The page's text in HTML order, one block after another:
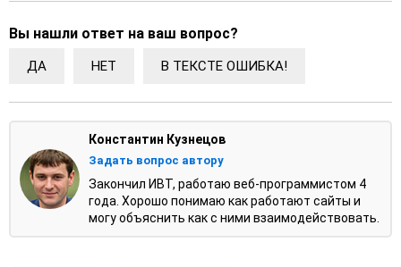
Вы нашли ответ на ваш вопрос?
ДА НЕТ В ТЕКСТЕ ОШИБКА!
Константин Кузнецов
Задать вопрос автору
Закончил ИВТ, работаю веб-программистом 4
года. Хорошо понимаю как работают сайты и
могу объяснить как с ними взаимодействовать.